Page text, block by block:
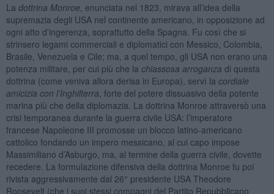
La dottrina Monroe , enunciata nel 1823, mirava all’idea della
supremazia degli USA nel continente americano, in opposizione ad
ogni atto d’ingerenza, soprattutto della Spagna. Fu così che si
strinsero legami commerciali e diplomatici con Messico, Colombia,
Brasile, Venezuela e Cile; ma, a quel tempo, gli USA non erano una
potenza militare, per cui più che la chiassosa arroganza di questa
dottrina (come veniva allora derisa in Europa), servì la cordiale
amicizia con l’Inghilterra , forte del potere dissuasivo della potente
marina più che della diplomazia. La dottrina Monroe attraversò una
crisi temporanea durante la guerra civile USA: l’imperatore
francese Napoleone III promosse un blocco latino-americano
cattolico fondando un impero messicano, al cui capo impose
Massimiliano d’Asburgo, ma, al termine della guerra civile, dovette
recedere. La formulazione difensiva della dottrina Monroe fu poi
rivista aggressivamente dal 26° presidente USA Theodore
Roosevelt (che i suoi stessi compagni del Partito Repubblicano